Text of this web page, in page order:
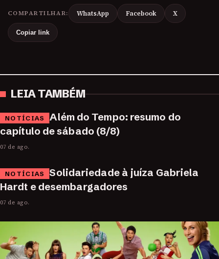
COMPARTILHAR: WhatsApp Facebook X
Copiar link
LEIA TAMBÉM
NOTÍCIAS
Além do Tempo: resumo do
capítulo de sábado (8/8)
07 de ago.
NOTÍCIAS
Solidariedade à juíza Gabriela
Hardt e desembargadores
07 de ago.